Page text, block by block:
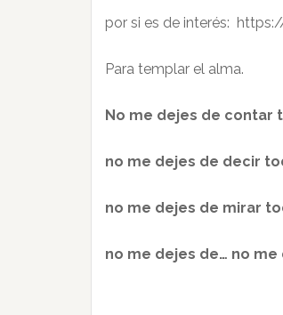
por si es de interés:
Para templar el alma.
No me dejes de contar
no me dejes de decir
no me dejes de mirar
no me dejes de… no me